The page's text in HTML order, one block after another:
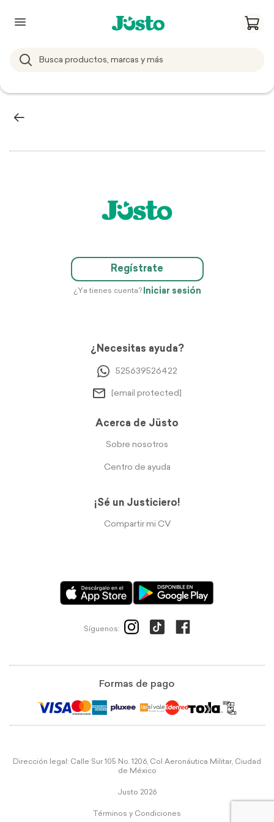
Regístrate
¿Ya tienes cuenta? Iniciar sesión
¿Necesitas ayuda?
525639526422
[email protected]
Acerca de Jüsto
Sobre nosotros
Centro de ayuda
¡Sé un Justiciero!
Compartir mi CV
Síguenos:
Formas de pago
Dirección legal: Calle Sur 105 No. 1206, Col Aeronáutica Militar, Ciudad
de México
Justo 2026
Términos y Condiciones